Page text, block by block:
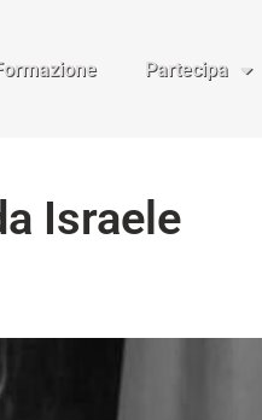
Partecipa
Israele